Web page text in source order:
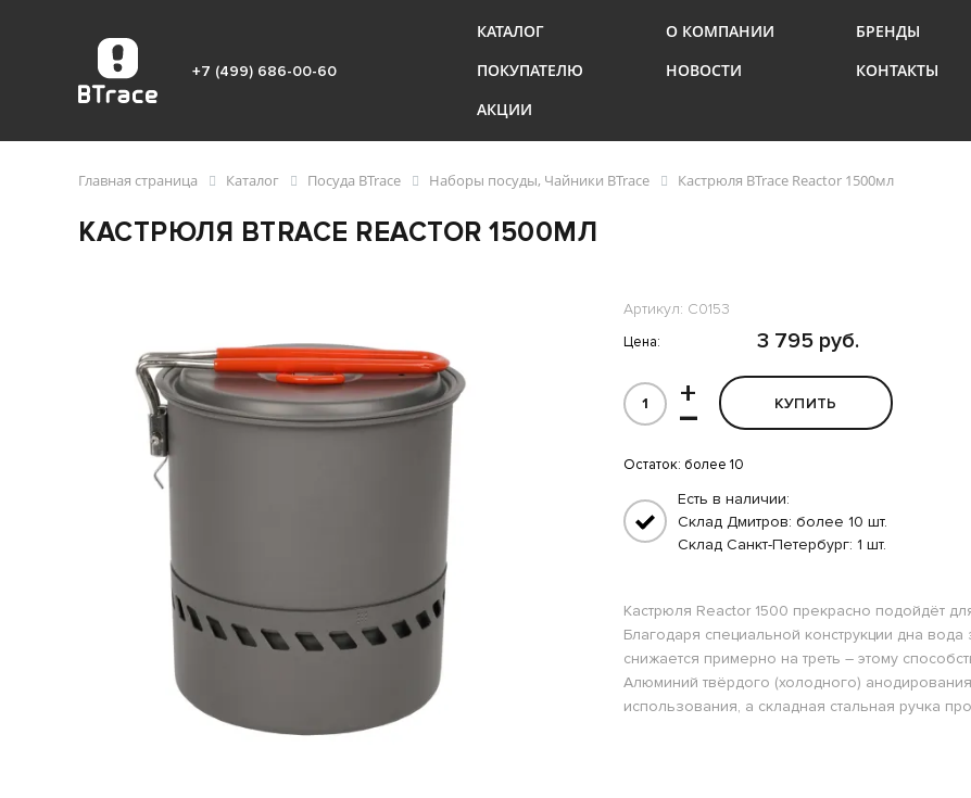
+7 (499) 686-00-60
КАТАЛОГ О КОМПАНИИ
БРЕНДЫ
ПОКУПАТЕЛЮ
НОВОСТИ
КОНТАКТЫ
АКЦИИ
Главная страница Каталог Посуда BTrace Наборы посуды, Чайники BTrace Кастрюля BTrace Reactor 1500мл
КАСТРЮЛЯ BTRACE REACTOR 1500МЛ
Артикул: С0153
Цена: 3 795 руб.
–
+ КУПИТЬ
Остаток: более 10
Есть в наличии:
Склад Дмитров: более 10 шт.
Склад Санкт-Петербург: 1 шт.
Кастрюля Reactor 1500 прекрасно подойдёт
Благодаря специальной конструкции дна
снижается примерно на треть – этому
Алюминий твёрдого (холодного)
использования, а складная стальная ручка